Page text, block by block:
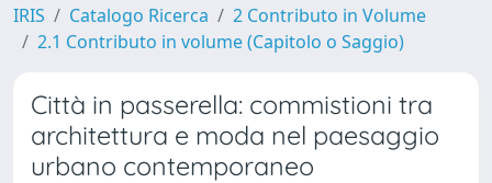
IRIS Catalogo Ricerca
2 Contributo in Volume
2.1 Contributo in volume (Capitolo o Saggio)
Città in passerella: commistioni tra
architettura e moda nel paesaggio
urbano contemporaneo